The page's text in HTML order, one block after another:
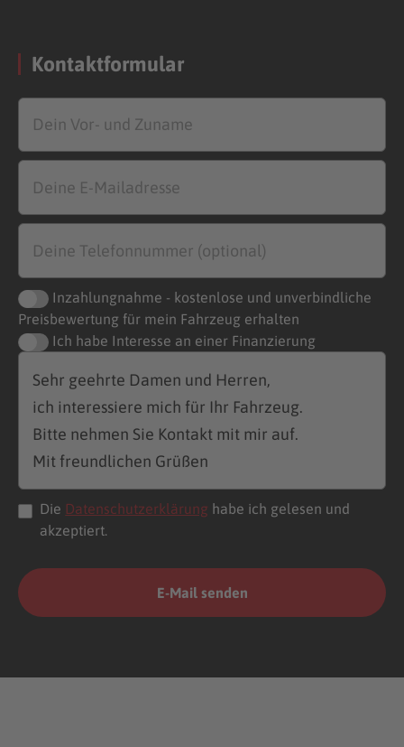
Kontaktformular
Inzahlungnahme - kostenlose und unverbindliche
Preisbewertung für mein Fahrzeug erhalten
Ich habe Interesse an einer Finanzierung
Die Datenschutzerklärung habe ich gelesen und
akzeptiert.